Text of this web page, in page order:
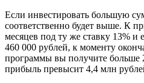
Если инвестировать большую
соответственно будет выше. К
месяцев под ту же ставку 13% и
460 000 рублей, к моменту
программы вы получите больше
прибыль превысит 4,4 млн